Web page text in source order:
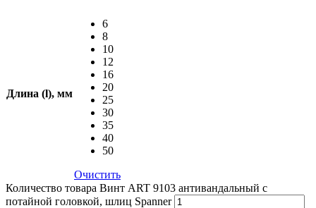
Длина (l), мм
6
8
10
12
16
20
25
30
35
40
50
Очистить
Количество товара Винт ART 9103 антивандальный с
потайной головкой, шлиц Spanner